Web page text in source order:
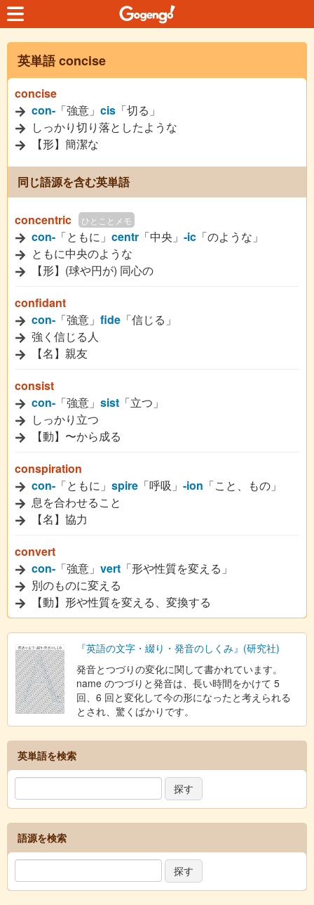
英単語 concise
concise
con- 「強意」 cis 「切る」
しっかり切り落としたような
【形】簡潔な
同じ語源を含む英単語
concentric ひとことメモ
con- 「ともに」 centr 「中央」 -ic 「のような」
ともに中央のような
【形】(球や円が) 同心の
confidant
con- 「強意」 fide 「信じる」
強く信じる人
【名】親友
consist
con- 「強意」 sist 「立つ」
しっかり立つ
【動】〜から成る
conspiration
con- 「ともに」 spire 「呼吸」 -ion 「こと、もの」
息を合わせること
【名】協力
convert
con- 「強意」 vert 「形や性質を変える」
別のものに変える
【動】形や性質を変える、変換する
『英語の文字・綴り・発音のしくみ』(研究社)
発音とつづりの変化に関して書かれています。
name のつづりと発音は、長い時間をかけて 5
回、6 回と変化して今の形になったと考えられる
とされ、驚くばかりです。
英単語を検索
語源を検索